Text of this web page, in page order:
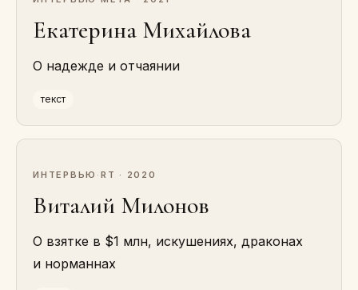
Екатерина Михайлова
О надежде и отчаянии
текст
ИНТЕРВЬЮ · RT · 2020
Виталий Милонов
О взятке в $1 млн, искушениях, драконах
и норманнах